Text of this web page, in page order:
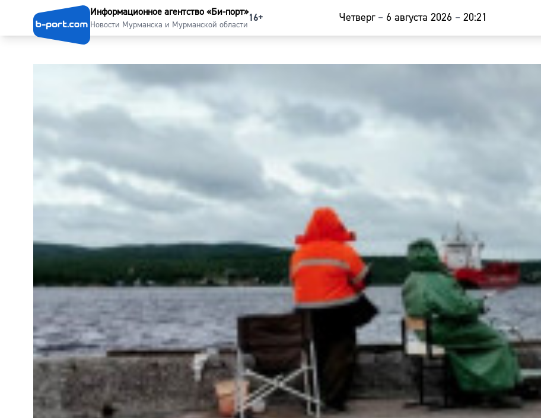
Информационное агентство «Би-порт»
Новости Мурманска и Мурманской области
16+ Четверг – 6 августа 2026 – 20:21
Наши гости
Погода
Курсы валют